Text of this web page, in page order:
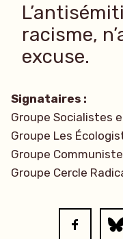
racisme,
excuse.
Signataires :
Groupe Socialistes
Groupe Les
Groupe
Groupe Cercle